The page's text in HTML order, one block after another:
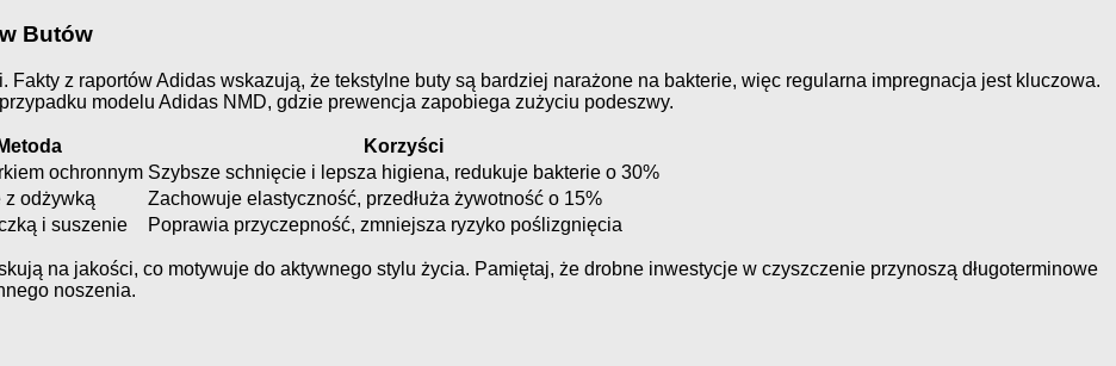
Butów
Fakty z raportów Adidas wskazują, że tekstylne buty są bardziej narażone na bakterie, więc regularna impregnacja jest kluczowa.
modelu Adidas NMD, gdzie prewencja zapobiega zużyciu podeszwy.
Korzyści
ochronnym Szybsze schnięcie i lepsza higiena, redukuje bakterie o 30%
z odżywką
Zachowuje elastyczność, przedłuża żywotność o 15%
i suszenie Poprawia przyczepność, zmniejsza ryzyko poślizgnięcia
na jakości, co motywuje do aktywnego stylu życia. Pamiętaj, że drobne inwestycje w czyszczenie przynoszą długoterminowe
noszenia.